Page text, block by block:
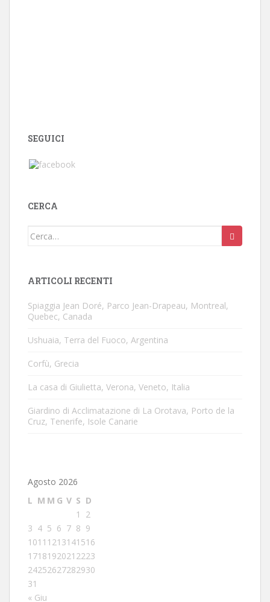
SEGUICI
CERCA
Cerca:
ARTICOLI RECENTI
Spiaggia Jean Doré, Parco Jean-Drapeau, Montreal,
Quebec, Canada
Ushuaia, Terra del Fuoco, Argentina
Corfù, Grecia
La casa di Giulietta, Verona, Veneto, Italia
Giardino di Acclimatazione di La Orotava, Porto de la
Cruz, Tenerife, Isole Canarie
Agosto 2026
L M M G V S D
1
2
3 4 5 6 7 8 9
1011 1213141516
1718192021 2223
24252627282930
31
« Giu